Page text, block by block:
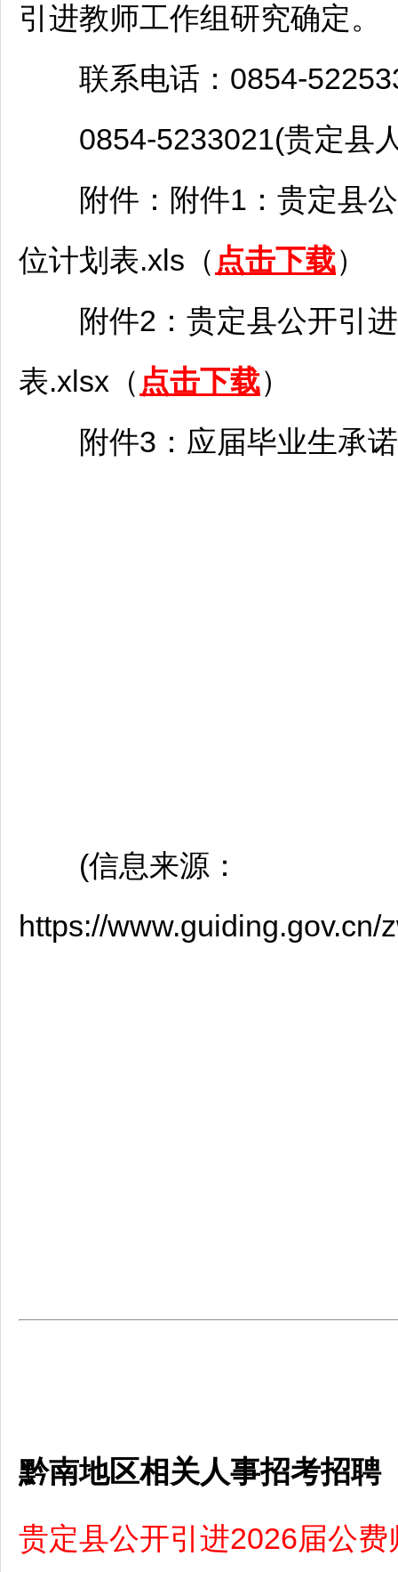
引进教师工作组研究确定。
联系电话：0854-
0854-5233021(贵定县
附件：附件1： 贵定县
位计划表.xls（ 点击下载）
附件2： 贵定县公开引
表.xlsx（ 点击下载）
附件3：应届毕业生承诺
(信息来源：
https://
黔南地区相关人事招考招聘
贵定县公开引进2026届公